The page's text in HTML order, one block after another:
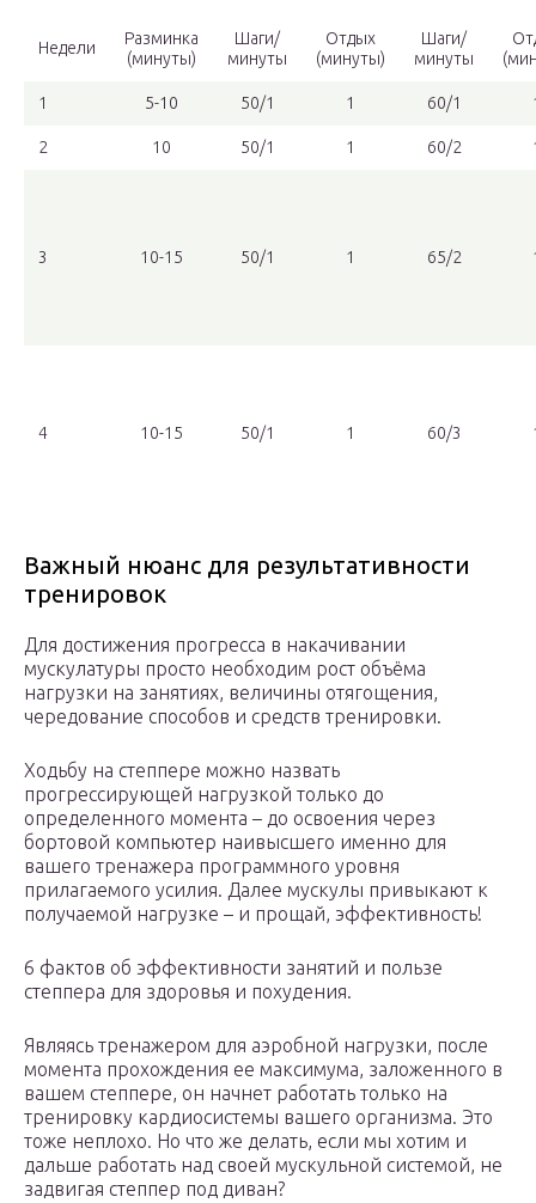
Недели
Разминка
(минуты)
Шаги/
минуты
Отдых
(минуты)
Шаги/
минуты
1 5-10 50/1 1 60/1
2 10 50/1 1 60/2
3 10-15 50/1 1 65/2
4 10-15 50/1 1 60/3
Важный нюанс для результативности
тренировок
Для достижения прогресса в накачивании
мускулатуры просто необходим рост объёма
нагрузки на занятиях, величины отягощения,
чередование способов и средств тренировки.
Ходьбу на степпере можно назвать
прогрессирующей нагрузкой только до
определенного момента – до освоения через
бортовой компьютер наивысшего именно для
вашего тренажера программного уровня
прилагаемого усилия. Далее мускулы привыкают к
получаемой нагрузке – и прощай, эффективность!
6 фактов об эффективности занятий и пользе
степпера для здоровья и похудения.
Являясь тренажером для аэробной нагрузки, после
момента прохождения ее максимума, заложенного в
вашем степпере, он начнет работать только на
тренировку кардиосистемы вашего организма. Это
тоже неплохо. Но что же делать, если мы хотим и
дальше работать над своей мускульной системой, не
задвигая степпер под диван?